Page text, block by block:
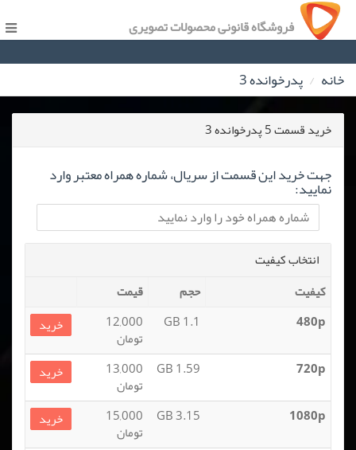
فروشگاه قانونی محصولات تصویری
خانه پدرخوانده 3
خرید قسمت 5 پدرخوانده 3
جهت خرید این قسمت از سریال، شماره همراه معتبر وارد
نمایید:
انتخاب کیفیت
کیفیت
حجم
قیمت
480p
1.1 GB
12,000
تومان
خرید
720p
1.59 GB
13,000
تومان
خرید
1080p
3.15 GB
15,000
تومان
خرید